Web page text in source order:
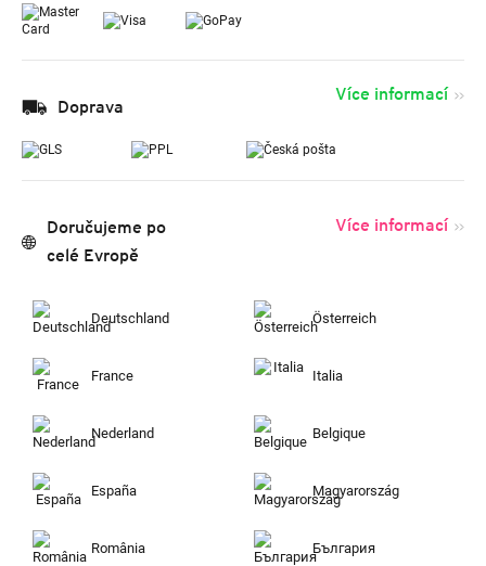
Doprava
Více informací
Doručujeme po
celé Evropě
Více informací
Deutschland Österreich
France Italia
Nederland Belgique
España Magyarország
România България